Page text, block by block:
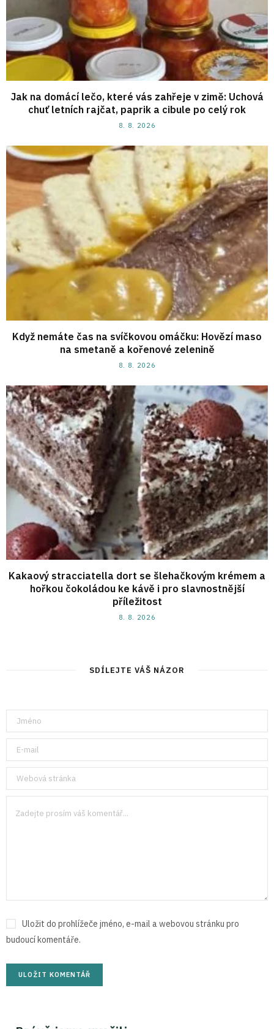
Jak na domácí lečo, které vás zahřeje v zimě: Uchová
chuť letních rajčat, paprik a cibule po celý rok
8. 8. 2026
Když nemáte čas na svíčkovou omáčku: Hovězí maso
na smetaně a kořenové zelenině
8. 8. 2026
Kakaový stracciatella dort se šlehačkovým krémem a
hořkou čokoládou ke kávě i pro slavnostnější
příležitost
8. 8. 2026
SDÍLEJTE VÁŠ NÁZOR
Uložit do prohlížeče jméno, e-mail a webovou stránku pro
budoucí komentáře.